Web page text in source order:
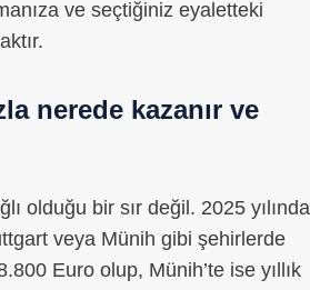
ve seçtiğiniz eyaletteki
nerede kazanır ve
olduğu bir sır değil. 2025 yılında
veya Münih gibi şehirlerde
Euro olup, Münih’te ise yıllık